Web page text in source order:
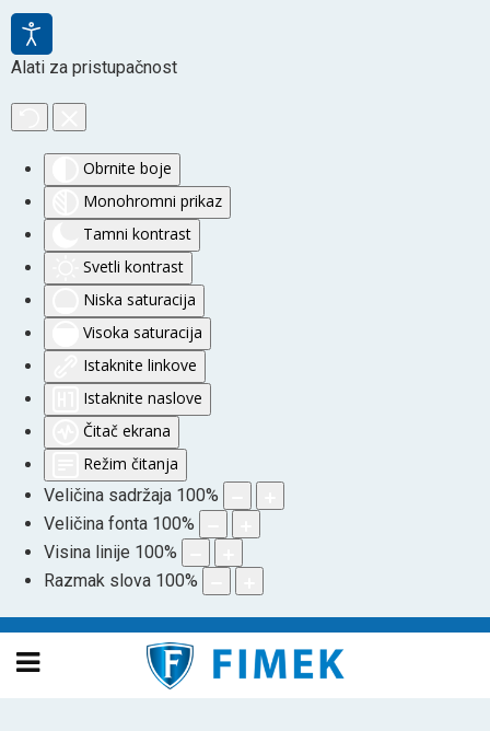
Alati za pristupačnost
Obrnite boje
Monohromni prikaz
Tamni kontrast
Svetli kontrast
Niska saturacija
Visoka saturacija
Istaknite linkove
Istaknite naslove
Čitač ekrana
Režim čitanja
Veličina sadržaja 100%
Veličina fonta 100%
Visina linije 100%
Razmak slova 100%